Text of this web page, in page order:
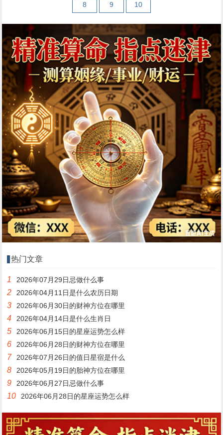
8 9 10
热门文章
1 2026年07月29日忌做什么事
2 2026年04月11日是什么农历日期
3 2026年06月30日的财神方位在哪里
4 2026年04月14日是什么生肖日
5 2026年06月15日的星座运势怎么样
6 2026年06月28日的财神方位在哪里
7 2026年07月26日的值日星宿是什么
8 2026年05月19日的胎神方位在哪里
9 2026年06月27日忌做什么事
10 2026年06月28日的星座运势怎么样